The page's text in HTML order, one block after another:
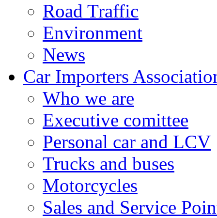
Road Traffic
Environment
News
Car Importers
Who we are
Executive comittee
Personal car and LCV
Trucks and buses
Motorcycles
Sales and Service